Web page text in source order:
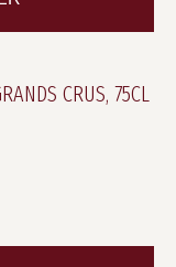
CRUS, 75CL